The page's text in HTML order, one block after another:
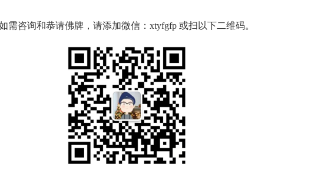
需咨询和恭请佛牌，请添加微信：xtyfgfp 或扫以下二维码。